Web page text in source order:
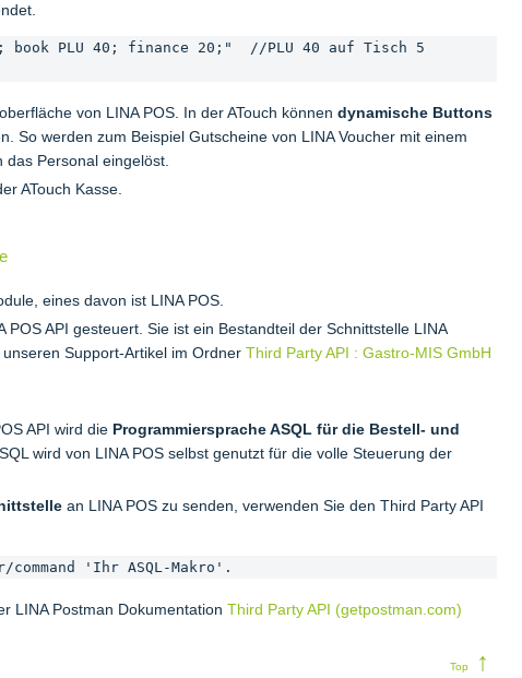
book PLU 40; finance 20;"  //PLU 40 auf Tisch 5
von LINA POS. In der ATouch können dynamische Buttons
So werden zum Beispiel Gutscheine von LINA Voucher mit einem
das Personal eingelöst.
ATouch Kasse.
eines davon ist LINA POS.
POS API gesteuert. Sie ist ein Bestandteil der Schnittstelle LINA
Support-Artikel im Ordner Third Party API : Gastro-MIS GmbH
API wird die Programmiersprache ASQL für die Bestell- und
wird von LINA POS selbst genutzt für die volle Steuerung der
an LINA POS zu senden, verwenden Sie den Third Party API
'Ihr ASQL-Makro'.
LINA Postman Dokumentation Third Party API (getpostman.com)
Top ↑